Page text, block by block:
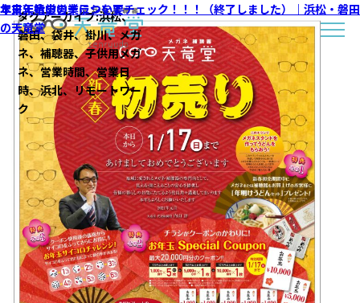
タグアーカイブ:浜松、
磐田、袋井、掛川、メガ
ネ、補聴器、子供用メガ
ネ、営業時間、営業日
時、浜北、リモートワー
ク
本日天竜堂のチラシを要チェック！！！（終了しました）｜浜松・磐田
の天竜堂
年末年始の営業について